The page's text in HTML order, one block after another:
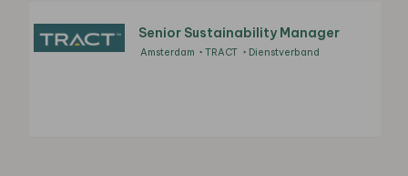
Senior Sustainability Manager
Amsterdam TRACT Dienstverband